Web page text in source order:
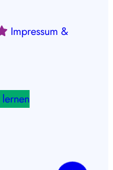
Impressum &